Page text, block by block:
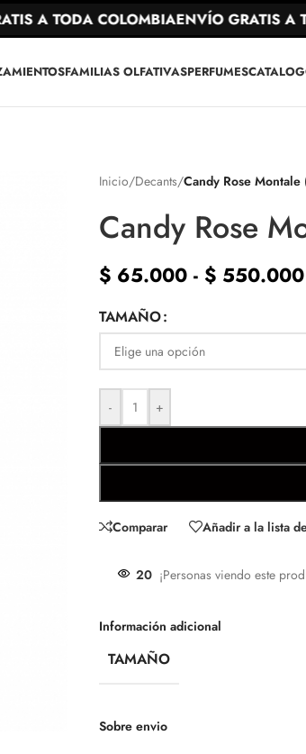
A TODA COLOMBIAENVÍO GRATIS A
FAMILIAS OLFATIVASPERFUMES
Inicio/Decants/Candy Rose Montale
Candy Rose
$65.000 - $550.000
TAMAÑO
- +
Comparar Añadir a la lista
20 ¡Personas viendo este
Información adicional
TAMAÑO
Sobre envio